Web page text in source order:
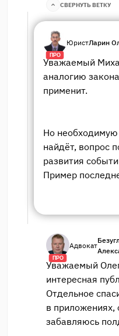
СВЕРНУТЬ ВЕТКУ
ПРО
ЮристЛарин
Уважаемый
аналогию
применит.
Но
найдёт, вопрос
развития
Пример
ПРО
Адвокат
Уважаемый
интересная
Отдельное
в приложениях,
забавляюсь